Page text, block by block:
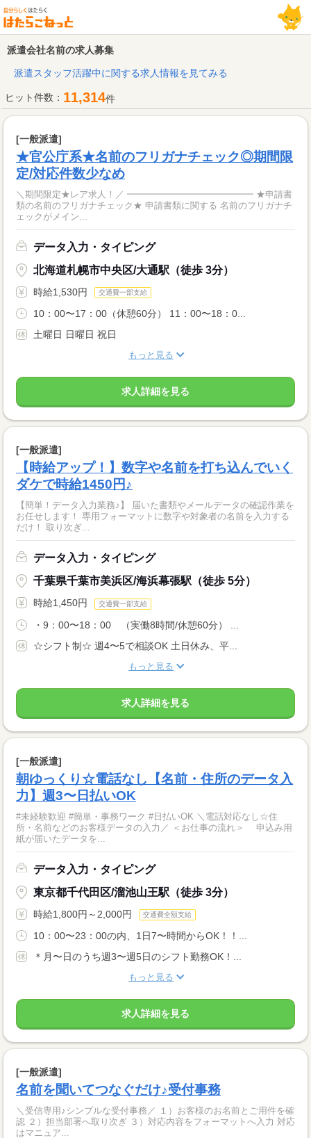
派遣会社名前の求人募集
派遣スタッフ活躍中に関する求人情報を見てみる
ヒット件数： 11,314件
[一般派遣]
★官公庁系★名前のフリガナチェック◎期間限
定/対応件数少なめ
＼期間限定★レア求人！／ ━━━━━━━━━━━━━━ ★申請書
類の名前のフリガナチェック★ 申請書類に関する 名前のフリガナチ
ェックがメイン...
データ入力・タイピング
北海道札幌市中央区/大通駅（徒歩 3分）
時給1,530円 交通費一部支給
10：00〜17：00（休憩60分） 11：00〜18：0...
土曜日 日曜日 祝日
もっと見る
求人詳細を見る
[一般派遣]
【時給アップ！】数字や名前を打ち込んでいく
ダケで時給1450円♪
【簡単！データ入力業務♪】 届いた書類やメールデータの確認作業を
お任せします！ 専用フォーマットに数字や対象者の名前を入力する
だけ！ 取り次ぎ...
データ入力・タイピング
千葉県千葉市美浜区/海浜幕張駅（徒歩 5分）
時給1,450円 交通費一部支給
・9：00〜18：00 （実働8時間/休憩60分） ...
☆シフト制☆ 週4〜5で相談OK 土日休み、平...
もっと見る
求人詳細を見る
[一般派遣]
朝ゆっくり☆電話なし【名前・住所のデータ入
力】週3〜日払いOK
#未経験歓迎 #簡単・事務ワーク #日払いOK ＼電話対応なし☆住
所・名前などのお客様データの入力／ ＜お仕事の流れ＞ 申込み用
紙が届いたデータを...
データ入力・タイピング
東京都千代田区/溜池山王駅（徒歩 3分）
時給1,800円～2,000円 交通費全額支給
10：00〜23：00の内、1日7〜時間からOK！！...
＊月〜日のうち週3〜週5日のシフト勤務OK！...
もっと見る
求人詳細を見る
[一般派遣]
名前を聞いてつなぐだけ♪受付事務
＼受信専用♪シンプルな受付事務／ １）お客様のお名前とご用件を確
認 ２）担当部署へ取り次ぎ ３）対応内容をフォーマットへ入力 対応
はマニュア...